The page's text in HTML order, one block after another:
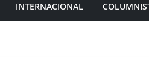
INTERNACIONAL